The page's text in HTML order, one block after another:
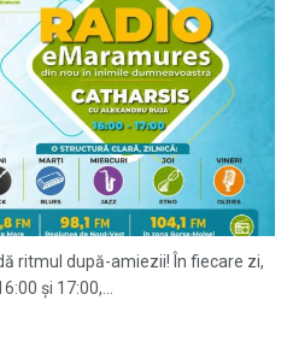
ritmul după-amiezii! În fiecare zi,
și 17:00,...